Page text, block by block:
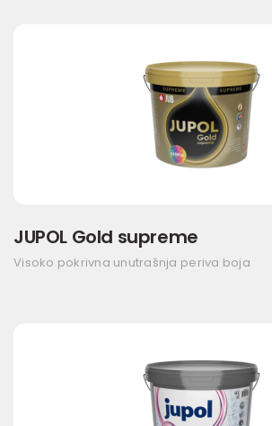
JUPOL Gold supreme
Visoko pokrivna unutrašnja periva boja